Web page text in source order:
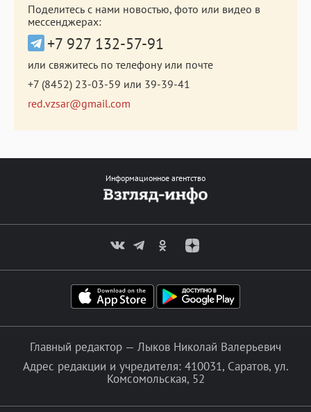
Поделитесь с нами новостью, фото или видео в
мессенджерах:
+7 927 132-57-91
или свяжитесь по телефону или почте
+7 (8452) 23-03-59 или 39-39-41
red.vzsar@gmail.com
Информационное агентство
Главный редактор — Лыков Николай Валерьевич
Адрес редакции и учредителя: 410031, Саратов, ул.
Комсомольская, 52